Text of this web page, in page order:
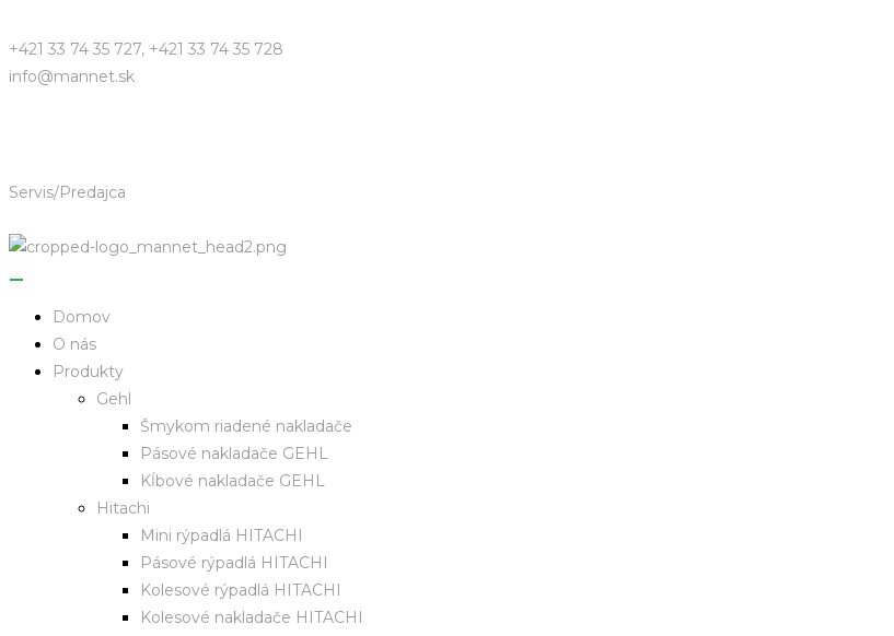
+421 33 74 35 727, +421 33 74 35 728
info@mannet.sk
Servis/Predajca
Domov
O nás
Produkty
Gehl
Šmykom riadené nakladače
Pásové nakladače GEHL
Kĺbové nakladače GEHL
Hitachi
Mini rýpadlá HITACHI
Pásové rýpadlá HITACHI
Kolesové rýpadlá HITACHI
Kolesové nakladače HITACHI